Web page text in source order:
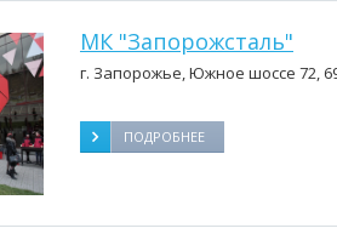
МК "Запорожсталь"
г. Запорожье, Южное шоссе 72,
ПОДРОБНЕЕ